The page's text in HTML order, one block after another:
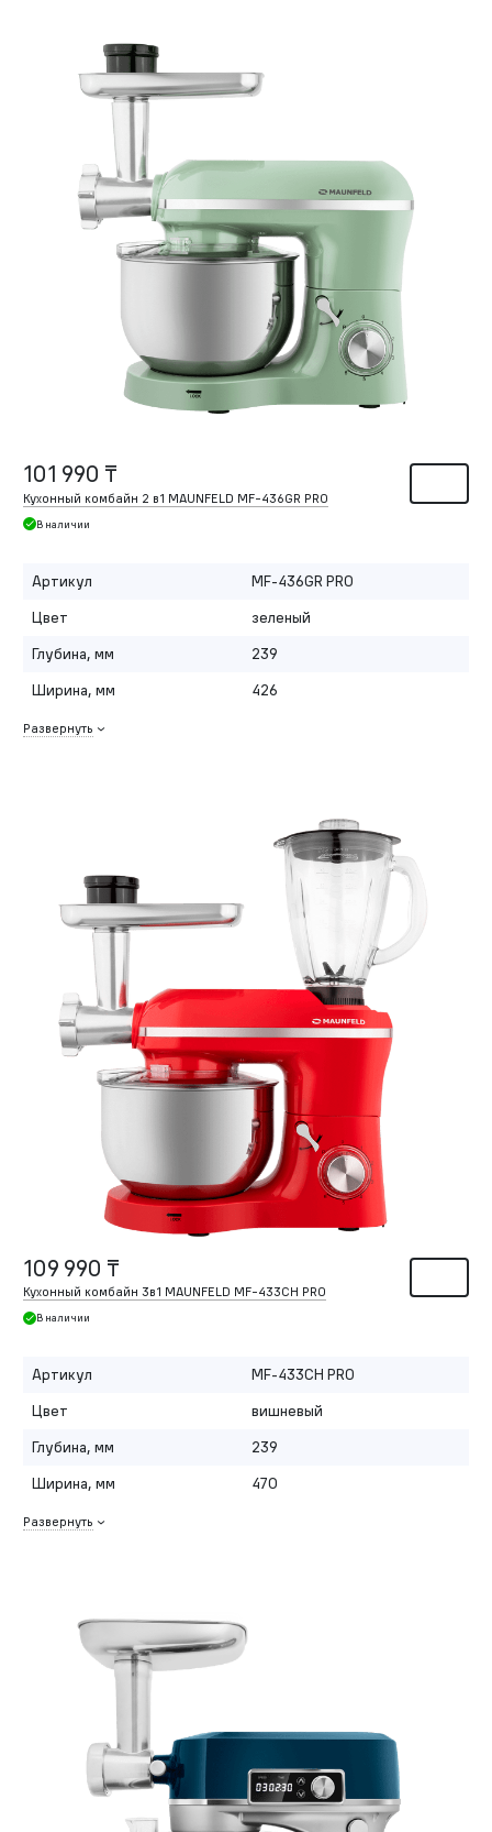
101 990 ₸
Кухонный комбайн 2 в1 MAUNFELD MF-436GR PRO
В наличии
Артикул
MF-436GR PRO
Цвет
зеленый
Глубина, мм
239
Ширина, мм
426
Развернуть
109 990 ₸
Кухонный комбайн 3в1 MAUNFELD MF-433CH PRO
В наличии
Артикул
MF-433CH PRO
Цвет
вишневый
Глубина, мм
239
Ширина, мм
470
Развернуть